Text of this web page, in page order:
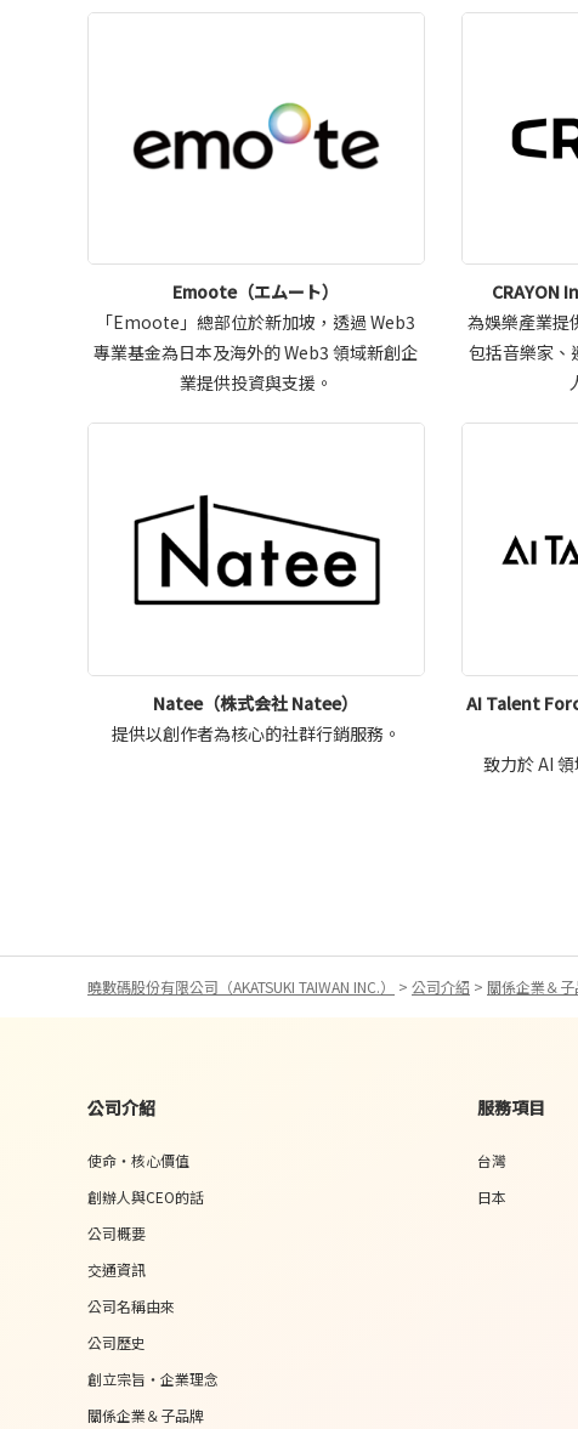
Emoote（エムート）
「Emoote」總部位於新加坡，透過 Web3
專業基金為日本及海外的 Web3 領域新創企
業提供投資與支援。
CRAYON
為娛樂產業提
包括音樂家、
Natee（株式会社 Natee）
提供以創作者為核心的社群行銷服務。
AI Talent
致力於 AI
曉數碼股份有限公司（AKATSUKI TAIWAN INC.） > 公司介紹 > 關係企業＆
公司介紹
使命・核心價值
創辦人與CEO的話
公司概要
交通資訊
公司名稱由來
公司歷史
創立宗旨・企業理念
關係企業＆子品牌
服務項目
台灣
日本